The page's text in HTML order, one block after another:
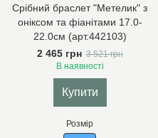
Срібний браслет "Метелик" з
оніксом та фіанітами 17.0-
22.0см (арт.442103)
2 465 грн 3 521 грн
В наявності
Купити
Розмір